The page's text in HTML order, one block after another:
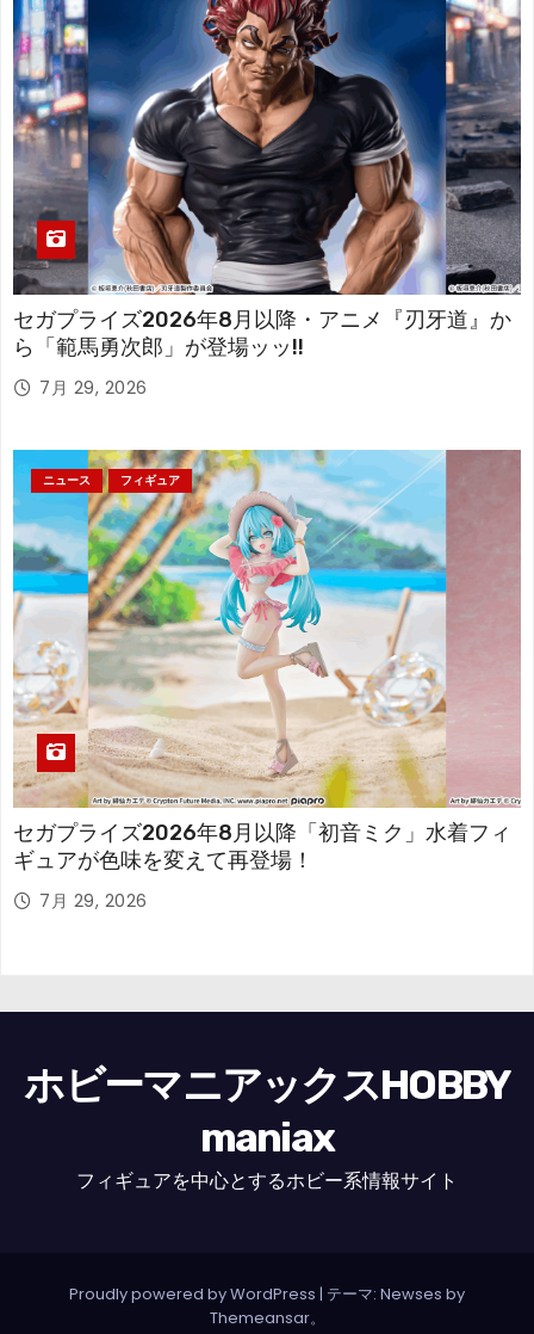
セガプライズ2026年8月以降・アニメ『刃牙道』か
ら「範馬勇次郎」が登場ッッ!!
7月 29, 2026
ニュース フィギュア
セガプライズ2026年8月以降「初音ミク」水着フィ
ギュアが色味を変えて再登場！
7月 29, 2026
ホビーマニアックスHOBBY
maniax
フィギュアを中心とするホビー系情報サイト
Proudly powered by WordPress | テーマ: Newses by
Themeansar。